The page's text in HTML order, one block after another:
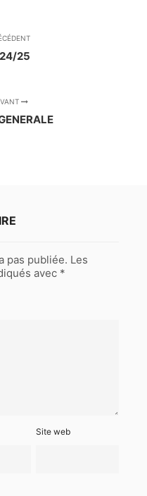
24/25
pas publiée. Les
avec *
Site web